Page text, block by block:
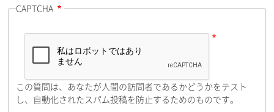
住所検索
都道府県（勤務先）
CAPTCHA
この質問は、あなたが人間の訪問者であるかどうかをテスト
し、自動化されたスパム投稿を防止するためのものです。